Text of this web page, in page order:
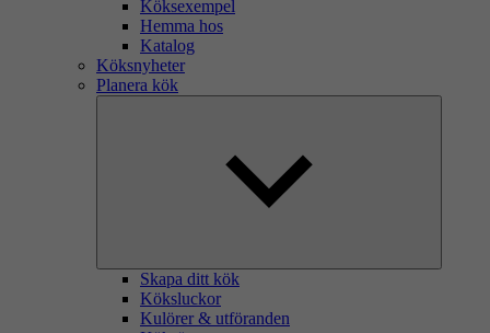
Köksexempel
Hemma hos
Katalog
Köksnyheter
Planera kök
Skapa ditt kök
Köksluckor
Kulörer & utföranden